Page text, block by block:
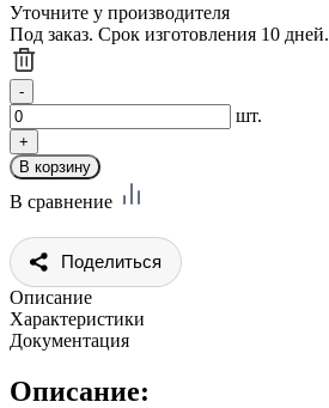
Уточните у производителя
Под заказ. Срок изготовления 10 дней.
шт.
В сравнение
Поделиться
Описание
Характеристики
Документация
Описание: